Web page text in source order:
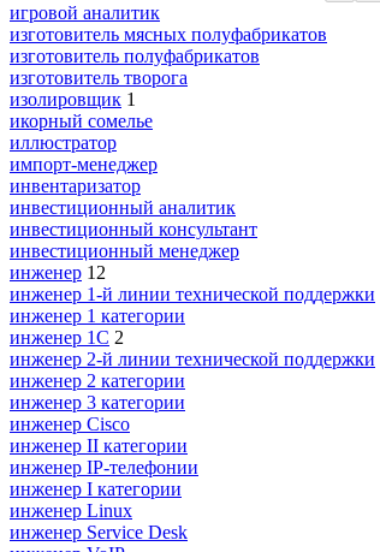
игровой аналитик
изготовитель мясных полуфабрикатов
изготовитель полуфабрикатов
изготовитель творога
изолировщик 1
икорный сомелье
иллюстратор
импорт-менеджер
инвентаризатор
инвестиционный аналитик
инвестиционный консультант
инвестиционный менеджер
инженер 12
инженер 1-й линии технической поддержки
инженер 1 категории
инженер 1С 2
инженер 2-й линии технической поддержки
инженер 2 категории
инженер 3 категории
инженер Cisco
инженер II категории
инженер IP-телефонии
инженер I категории
инженер Linux
инженер Service Desk